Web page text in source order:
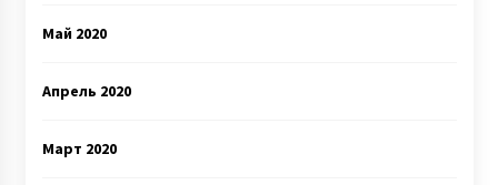
Май 2020
Апрель 2020
Март 2020